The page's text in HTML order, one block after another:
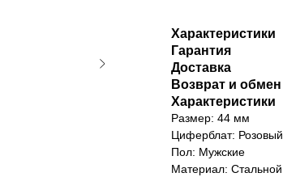
Характеристики
Гарантия
Доставка
Возврат и обмен
Характеристики
Размер: 44 мм
Циферблат: Розовый
Пол: Мужские
Материал: Стальной